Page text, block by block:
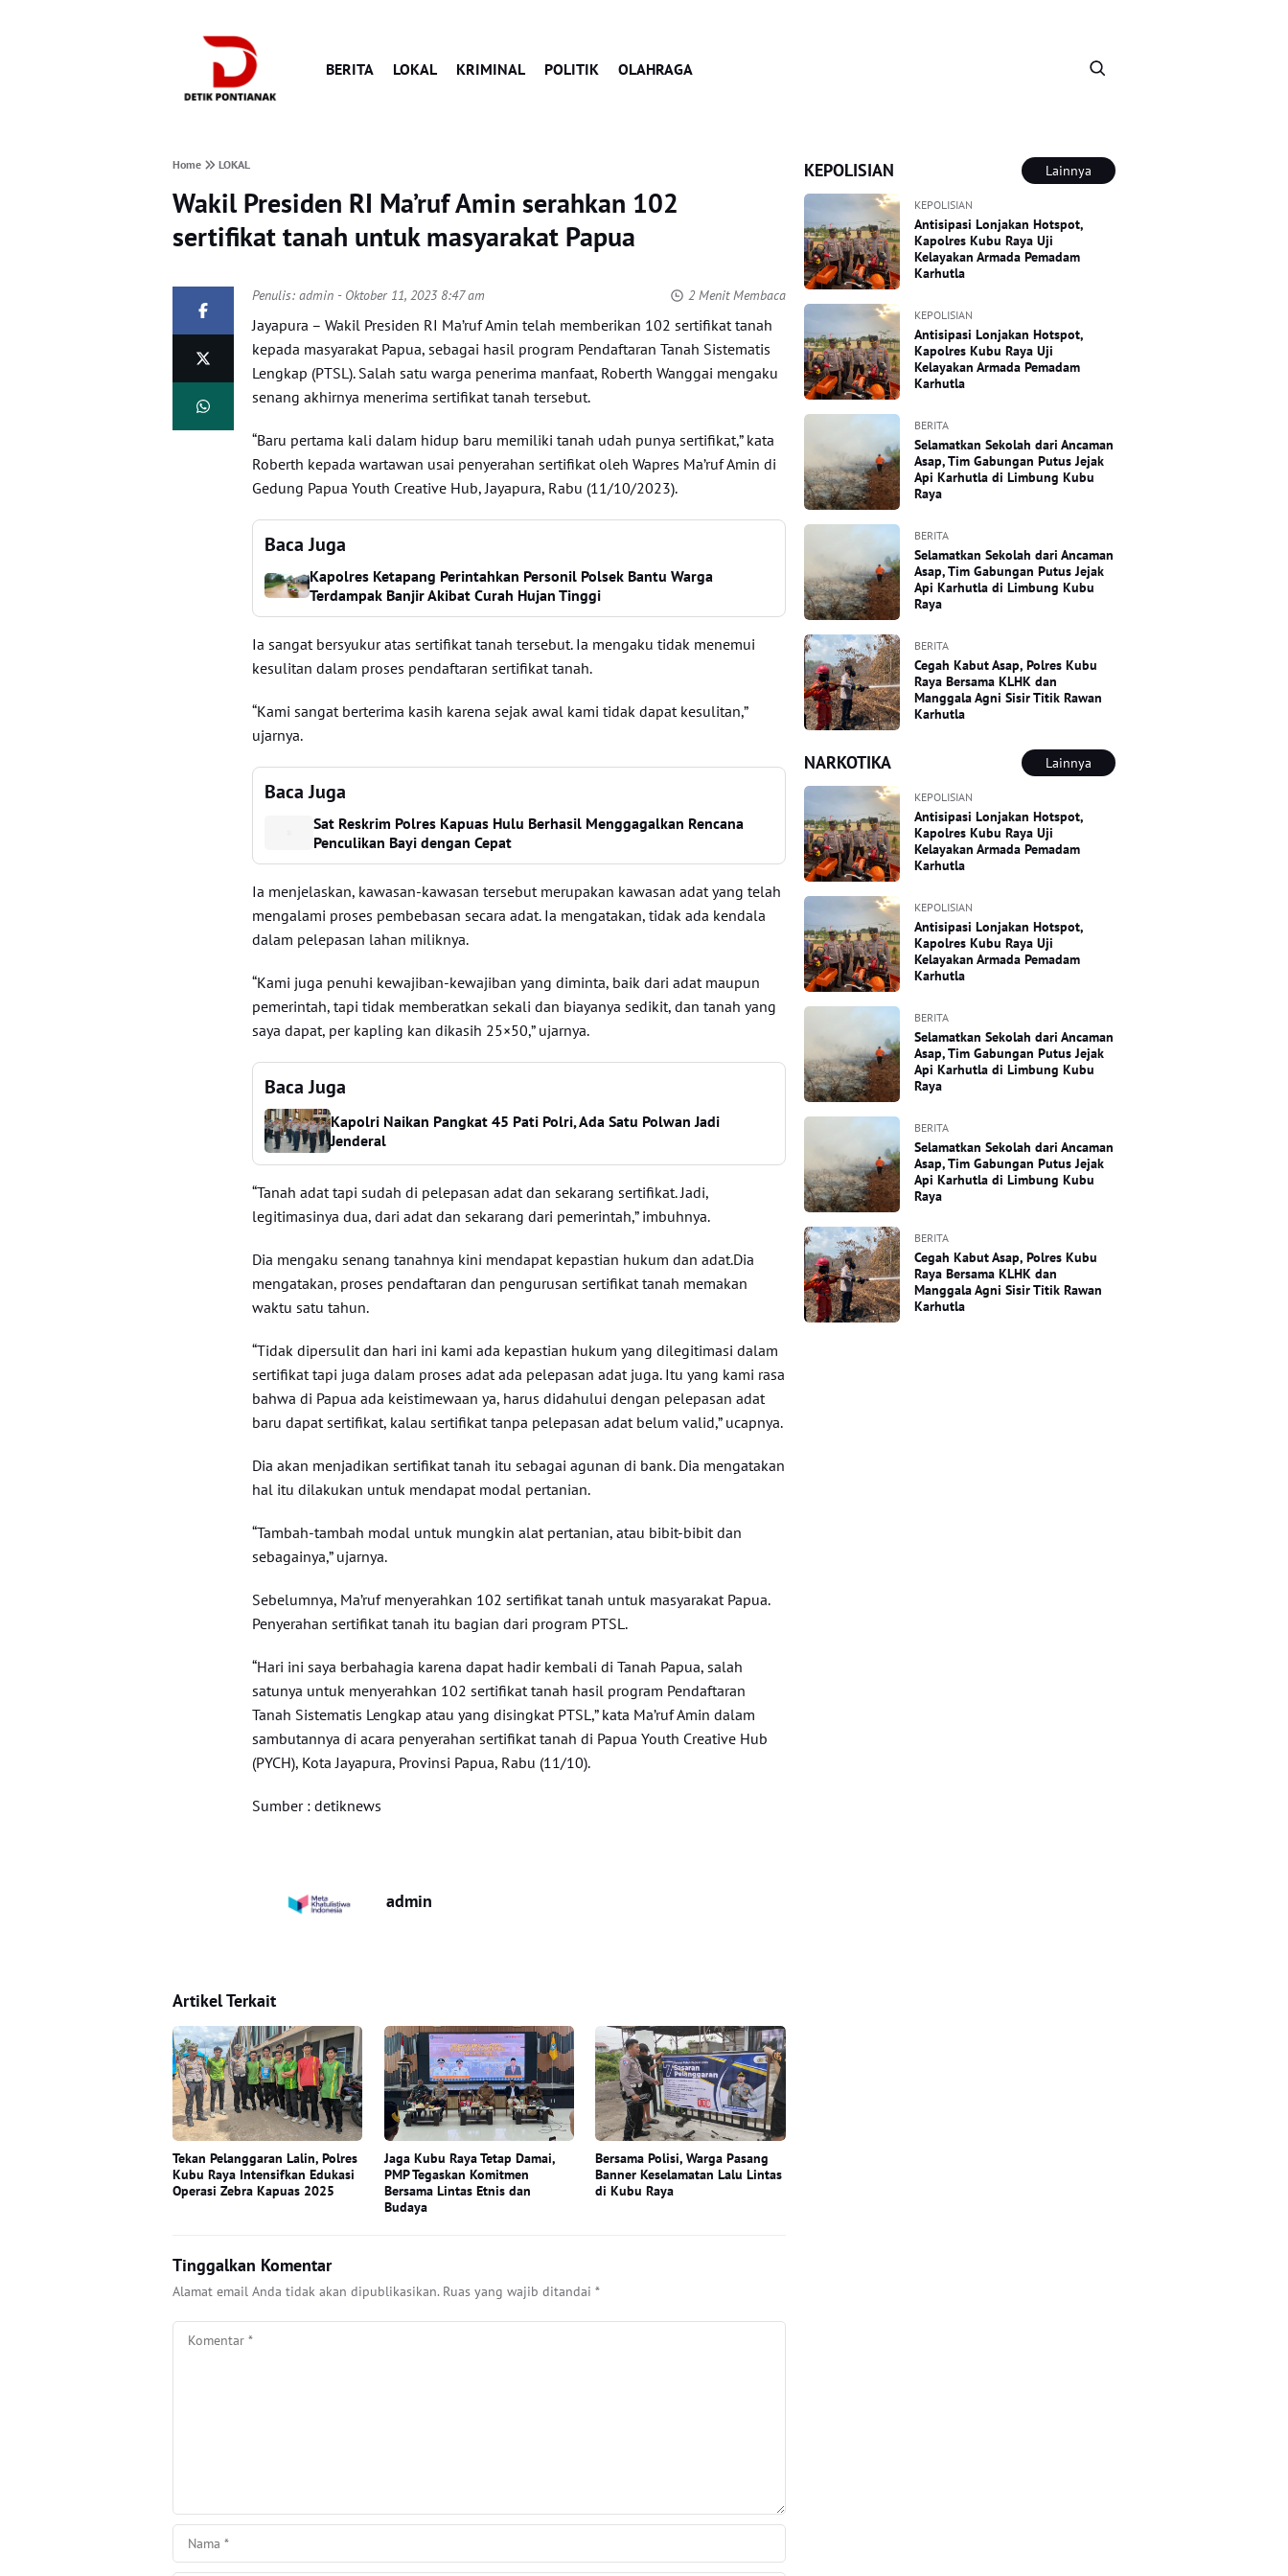
BERITA LOKAL KRIMINAL POLITIK OLAHRAGA
Home LOKAL
Wakil Presiden RI Ma’ruf Amin serahkan 102
sertifikat tanah untuk masyarakat Papua
Penulis:admin - Oktober 11, 2023 8:47 am 2 Menit Membaca
Jayapura – Wakil Presiden RI Ma’ruf Amin telah memberikan 102 sertifikat tanah
kepada masyarakat Papua, sebagai hasil program Pendaftaran Tanah Sistematis
Lengkap (PTSL). Salah satu warga penerima manfaat, Roberth Wanggai mengaku
senang akhirnya menerima sertifikat tanah tersebut.
“Baru pertama kali dalam hidup baru memiliki tanah udah punya sertifikat,” kata
Roberth kepada wartawan usai penyerahan sertifikat oleh Wapres Ma’ruf Amin di
Gedung Papua Youth Creative Hub, Jayapura, Rabu (11/10/2023).
Baca Juga
Kapolres Ketapang Perintahkan Personil Polsek Bantu Warga
Terdampak Banjir Akibat Curah Hujan Tinggi
Ia sangat bersyukur atas sertifikat tanah tersebut. Ia mengaku tidak menemui
kesulitan dalam proses pendaftaran sertifikat tanah.
“Kami sangat berterima kasih karena sejak awal kami tidak dapat kesulitan,”
ujarnya.
Baca Juga
Sat Reskrim Polres Kapuas Hulu Berhasil Menggagalkan Rencana
Penculikan Bayi dengan Cepat
Ia menjelaskan, kawasan-kawasan tersebut merupakan kawasan adat yang telah
mengalami proses pembebasan secara adat. Ia mengatakan, tidak ada kendala
dalam pelepasan lahan miliknya.
“Kami juga penuhi kewajiban-kewajiban yang diminta, baik dari adat maupun
pemerintah, tapi tidak memberatkan sekali dan biayanya sedikit, dan tanah yang
saya dapat, per kapling kan dikasih 25×50,” ujarnya.
Baca Juga
Kapolri Naikan Pangkat 45 Pati Polri, Ada Satu Polwan Jadi
Jenderal
“Tanah adat tapi sudah di pelepasan adat dan sekarang sertifikat. Jadi,
legitimasinya dua, dari adat dan sekarang dari pemerintah,” imbuhnya.
Dia mengaku senang tanahnya kini mendapat kepastian hukum dan adat.Dia
mengatakan, proses pendaftaran dan pengurusan sertifikat tanah memakan
waktu satu tahun.
“Tidak dipersulit dan hari ini kami ada kepastian hukum yang dilegitimasi dalam
sertifikat tapi juga dalam proses adat ada pelepasan adat juga. Itu yang kami rasa
bahwa di Papua ada keistimewaan ya, harus didahului dengan pelepasan adat
baru dapat sertifikat, kalau sertifikat tanpa pelepasan adat belum valid,” ucapnya.
Dia akan menjadikan sertifikat tanah itu sebagai agunan di bank. Dia mengatakan
hal itu dilakukan untuk mendapat modal pertanian.
“Tambah-tambah modal untuk mungkin alat pertanian, atau bibit-bibit dan
sebagainya,” ujarnya.
Sebelumnya, Ma’ruf menyerahkan 102 sertifikat tanah untuk masyarakat Papua.
Penyerahan sertifikat tanah itu bagian dari program PTSL.
“Hari ini saya berbahagia karena dapat hadir kembali di Tanah Papua, salah
satunya untuk menyerahkan 102 sertifikat tanah hasil program Pendaftaran
Tanah Sistematis Lengkap atau yang disingkat PTSL,” kata Ma’ruf Amin dalam
sambutannya di acara penyerahan sertifikat tanah di Papua Youth Creative Hub
(PYCH), Kota Jayapura, Provinsi Papua, Rabu (11/10).
Sumber : detiknews
admin
Artikel Terkait
Tekan Pelanggaran Lalin, Polres
Kubu Raya Intensifkan Edukasi
Operasi Zebra Kapuas 2025
Jaga Kubu Raya Tetap Damai,
PMP Tegaskan Komitmen
Bersama Lintas Etnis dan
Budaya
Bersama Polisi, Warga Pasang
Banner Keselamatan Lalu Lintas
di Kubu Raya
Tinggalkan Komentar
Alamat email Anda tidak akan dipublikasikan. Ruas yang wajib ditandai *
KEPOLISIAN Lainnya
KEPOLISIAN
Antisipasi Lonjakan Hotspot,
Kapolres Kubu Raya Uji
Kelayakan Armada Pemadam
Karhutla
KEPOLISIAN
Antisipasi Lonjakan Hotspot,
Kapolres Kubu Raya Uji
Kelayakan Armada Pemadam
Karhutla
BERITA
Selamatkan Sekolah dari Ancaman
Asap, Tim Gabungan Putus Jejak
Api Karhutla di Limbung Kubu
Raya
BERITA
Selamatkan Sekolah dari Ancaman
Asap, Tim Gabungan Putus Jejak
Api Karhutla di Limbung Kubu
Raya
BERITA
Cegah Kabut Asap, Polres Kubu
Raya Bersama KLHK dan
Manggala Agni Sisir Titik Rawan
Karhutla
NARKOTIKA Lainnya
KEPOLISIAN
Antisipasi Lonjakan Hotspot,
Kapolres Kubu Raya Uji
Kelayakan Armada Pemadam
Karhutla
KEPOLISIAN
Antisipasi Lonjakan Hotspot,
Kapolres Kubu Raya Uji
Kelayakan Armada Pemadam
Karhutla
BERITA
Selamatkan Sekolah dari Ancaman
Asap, Tim Gabungan Putus Jejak
Api Karhutla di Limbung Kubu
Raya
BERITA
Selamatkan Sekolah dari Ancaman
Asap, Tim Gabungan Putus Jejak
Api Karhutla di Limbung Kubu
Raya
BERITA
Cegah Kabut Asap, Polres Kubu
Raya Bersama KLHK dan
Manggala Agni Sisir Titik Rawan
Karhutla